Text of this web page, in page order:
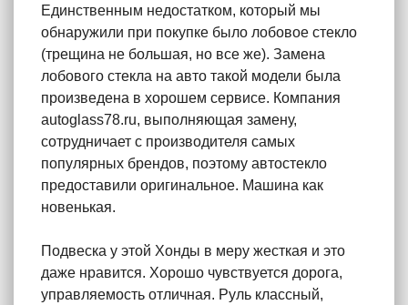
Единственным недостатком, который мы
обнаружили при покупке было лобовое стекло
(трещина не большая, но все же). Замена
лобового стекла на авто такой модели была
произведена в хорошем сервисе. Компания
autoglass78.ru, выполняющая замену,
сотрудничает с производителя самых
популярных брендов, поэтому автостекло
предоставили оригинальное. Машина как
новенькая.
Подвеска у этой Хонды в меру жесткая и это
даже нравится. Хорошо чувствуется дорога,
управляемость отличная. Руль классный,